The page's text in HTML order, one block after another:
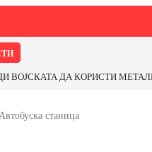
ВОЈСКАТА ДА КОРИСТИ
станица